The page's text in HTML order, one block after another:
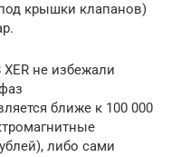
крышки клапанов)
не избежали
ближе к 100 000
либо сами